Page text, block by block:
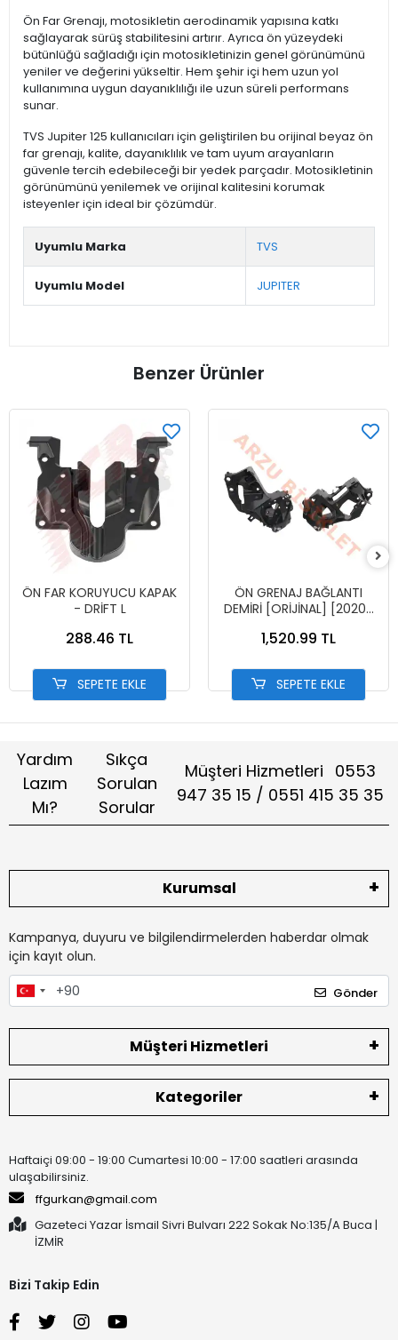
Ön Far Grenajı, motosikletin aerodinamik yapısına katkı
sağlayarak sürüş stabilitesini artırır. Ayrıca ön yüzeydeki
bütünlüğü sağladığı için motosikletinizin genel görünümünü
yeniler ve değerini yükseltir. Hem şehir içi hem uzun yol
kullanımına uygun dayanıklılığı ile uzun süreli performans
sunar.
TVS Jupiter 125 kullanıcıları için geliştirilen bu orijinal beyaz ön
far grenajı, kalite, dayanıklılık ve tam uyum arayanların
güvenle tercih edebileceği bir yedek parçadır. Motosikletinin
görünümünü yenilemek ve orijinal kalitesini korumak
isteyenler için ideal bir çözümdür.
Uyumlu Marka TVS
Uyumlu Model JUPITER
Benzer Ürünler
ÖN FAR KORUYUCU KAPAK
- DRİFT L
288.46 TL
SEPETE EKLE
ÖN GRENAJ BAĞLANTI
DEMİRİ [ORİJİNAL] [2020-
1,520.99 TL
SEPETE EKLE
Yardım
Lazım
Mı?
Sıkça
Sorulan
Sorular
Müşteri Hizmetleri 0553
947 35 15 / 0551 415 35 35
Kurumsal
Kampanya, duyuru ve bilgilendirmelerden haberdar olmak
için kayıt olun.
Gönder
Müşteri Hizmetleri
Kategoriler
Haftaiçi 09:00 - 19:00 Cumartesi 10:00 - 17:00 saatleri arasında
ulaşabilirsiniz.
ffgurkan@gmail.com
Gazeteci Yazar İsmail Sivri Bulvarı 222 Sokak No:135/A Buca |
İZMİR
Bizi Takip Edin